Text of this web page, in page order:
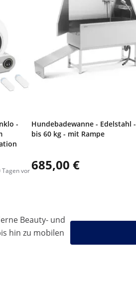
-
Tagen vor
Hundebadewanne - Edelstahl -
bis 60 kg - mit Rampe
685,00 €
Beauty- und
hin zu mobilen